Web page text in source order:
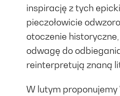
inspirację z tych
pieczołowicie
otoczenie
odwagę do
reinterpretują znaną
W lutym proponujemy